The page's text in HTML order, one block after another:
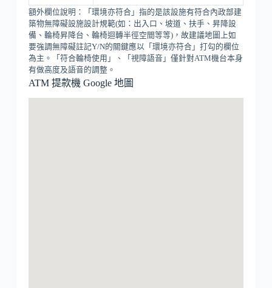
額外欄位說明：「環境亦符合」指的是該設施有符合內政部建
築物無障礙設施設計規範(如：出入口、坡道、扶手、昇降設
備、輪椅昇降台、輪椅迴轉半徑空間等等)，故建議地圖上如
要強調無障礙註記Y/N的關鍵應以「環境亦符合」打勾的欄位
為主。「符合輪椅使用」、「視障語音」僅針對ATM機台本身
有做高度及語音的調整。
ATM 提款機 Google 地圖